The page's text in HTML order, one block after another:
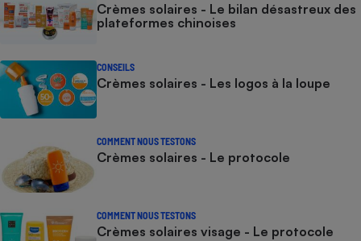
Crèmes solaires - Le bilan désastreux des
plateformes chinoises
CONSEILS
Crèmes solaires - Les logos à la loupe
COMMENT NOUS TESTONS
Crèmes solaires - Le protocole
COMMENT NOUS TESTONS
Crèmes solaires visage - Le protocole